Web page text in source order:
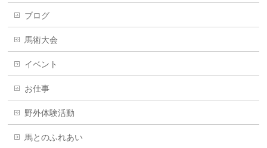
ブログ
馬術大会
イベント
お仕事
野外体験活動
馬とのふれあい